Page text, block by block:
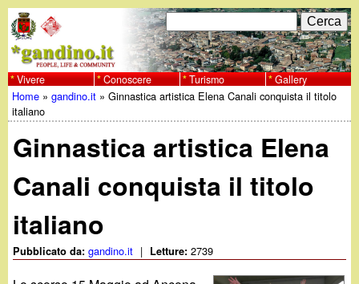
al
contenuto
principale
w
w
w
.
g
F
o
r
m
d
i
i
C
e
r
c
a
Vivere Conoscere Turismo Gallery
Tu
sei
qui
Home »gandino.it »Ginnastica artistica Elena Canali conquista il titolo
italiano
Ginnastica artistica Elena
Canali conquista il titolo
italiano
Pubblicato da:gandino.it | Letture:2739